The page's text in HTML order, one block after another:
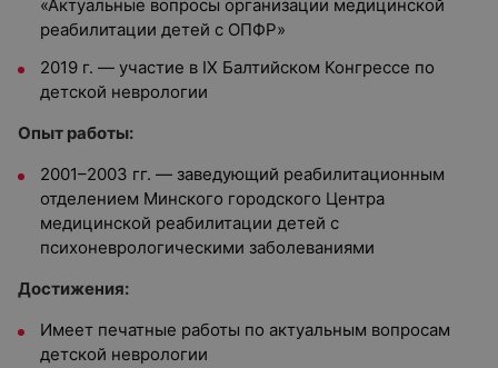
«Актуальные вопросы организации медицинской
реабилитации детей с ОПФР»
2019 г. — участие в IX Балтийском Конгрессе по
детской неврологии
Опыт работы:
2001–2003 гг. — заведующий реабилитационным
отделением Минского городского Центра
медицинской реабилитации детей с
психоневрологическими заболеваниями
Достижения:
Имеет печатные работы по актуальным вопросам
детской неврологии